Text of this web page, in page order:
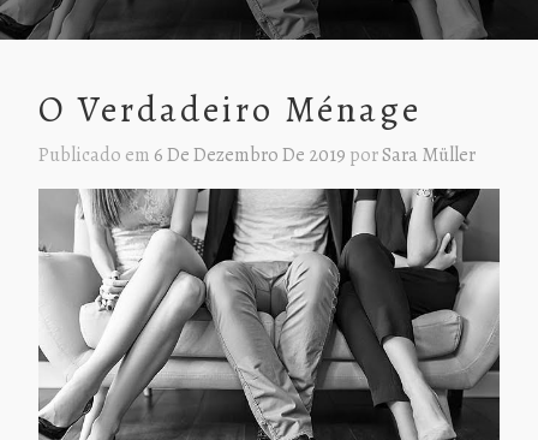
O Verdadeiro Ménage
Publicado em 6 De Dezembro De 2019 porSara Müller